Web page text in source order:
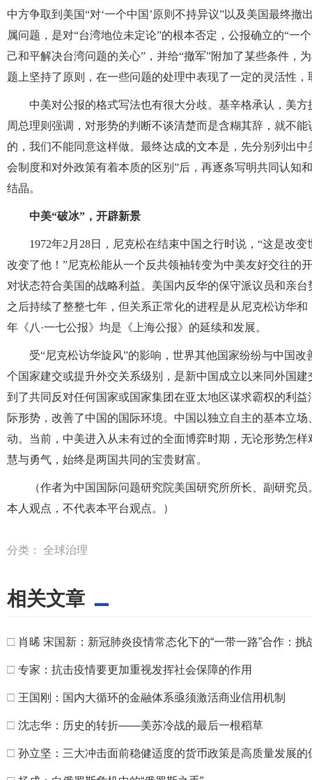
中方争取到美国“对‘一个中国’原则不持异议”以及美国最终
属问题，是对“台湾地位未定论”的根本否定，公报确立的“一
己和平解决台湾问题的关心”，并给“撤军”附加了某些条件，
题上坚持了原则，在一些问题的处理中表现了一定的灵活性
中美对公报的格式写法也有很大分歧。基辛格承认，美
周总理则强调，对形势的判断不谈清楚而是含糊其辞，就不
的，我们不能同意这样做。最终达成的文本是，先分别列出
会制度和对外政策有着本质的区别”后，再逐条写明共同认知
结晶。
中美“破冰”，开辟新景
1972年2月28日，尼克松在结束中国之行时说，“这是改
改变了他！”尼克松能从一个反共领袖转变为中美友好交往的
对状态符合美国的战略利益。美国内反华的保守派议员和亲
之后持续了整整七年，但关系正常化的进程是从尼克松访华
年《八·一七公报》均是《上海公报》的延续和发展。
受“尼克松访华旋风”的影响，世界其他国家纷纷与中国
个国家建交或提升外交关系级别，是新中国成立以来同外国
到了共同反对任何国家或国家集团在亚太地区谋求霸权的利
际形势，改善了中国的国际环境。中国以独立自主的基本立
动。当前，中美进入从未有过的全面博弈时期，无论形势怎
慧与勇气，始终是两国共同的宝贵财富。
（作者为中国国际问题研究院美国研究所所长、副研究
本人观点，不代表本平台观点。）
分类： 全球治理
相关文章
□ 肖晞 宋国新：新冠肺炎疫情常态化下的“一带一路”合作：挑
□ 专家：抗击疫情要更加重视发挥社会保障的作用
□ 王国刚：国内大循环的金融体系亟须激活商业信用机制
□ 沈志华：历史的转折——美苏冷战的最后一根稻草
□ 孙立坚：三大冲击面前稳健适度的货币政策是高质量发展的